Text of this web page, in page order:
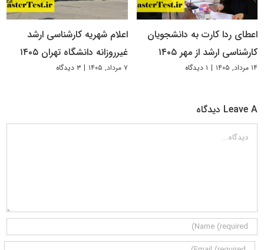
اعطای ردا کارت به دانشجویان
کارشناسی ارشد از مهر ۱۴۰۵
۱۴ مرداد, ۱۴۰۵ | ۱ دیدگاه
اعلام شهریه کارشناسی ارشد
غیرروزانه دانشگاه تهران ۱۴۰۵
۷ مرداد, ۱۴۰۵ | ۳ دیدگاه
Leave A دیدگاه
دیدگاه